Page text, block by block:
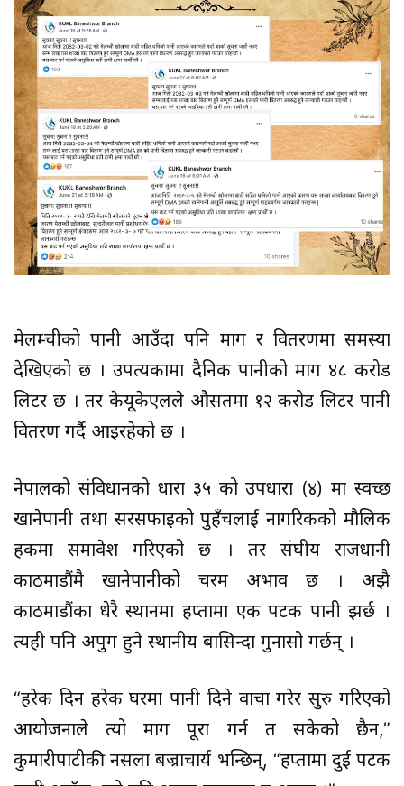
मेलम्चीको पानी आउँदा पनि माग र वितरणमा समस्या
देखिएको छ । उपत्यकामा दैनिक पानीको माग ४८ करोड
लिटर छ । तर केयूकेएलले औसतमा १२ करोड लिटर पानी
वितरण गर्दै आइरहेको छ ।
नेपालको संविधानको धारा ३५ को उपधारा (४) मा स्वच्छ
खानेपानी तथा सरसफाइको पुहँचलाई नागरिकको मौलिक
हकमा समावेश गरिएको छ । तर संघीय राजधानी
काठमाडौंमै खानेपानीको चरम अभाव छ । अझै
काठमाडौंका धेरै स्थानमा हप्तामा एक पटक पानी झर्छ ।
त्यही पनि अपुग हुने स्थानीय बासिन्दा गुनासो गर्छन् ।
“हरेक दिन हरेक घरमा पानी दिने वाचा गरेर सुरु गरिएको
आयोजनाले त्यो माग पूरा गर्न त सकेको छैन,”
कुमारीपाटीकी नसला बज्राचार्य भन्छिन्, “हप्तामा दुई पटक